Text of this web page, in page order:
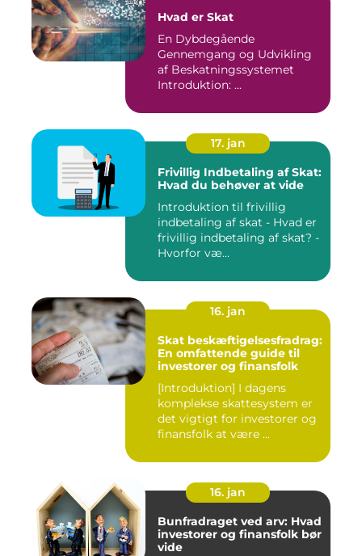
Hvad er Skat
En Dybdegående
Gennemgang og Udvikling
af Beskatningssystemet
Introduktion: ...
17. jan
Frivillig Indbetaling af Skat:
Hvad du behøver at vide
Introduktion til frivillig
indbetaling af skat - Hvad er
frivillig indbetaling af skat? -
Hvorfor væ...
16. jan
Skat beskæftigelsesfradrag:
En omfattende guide til
investorer og finansfolk
[Introduktion] I dagens
komplekse skattesystem er
det vigtigt for investorer og
finansfolk at være ...
16. jan
Bunfradraget ved arv: Hvad
investorer og finansfolk bør
vide